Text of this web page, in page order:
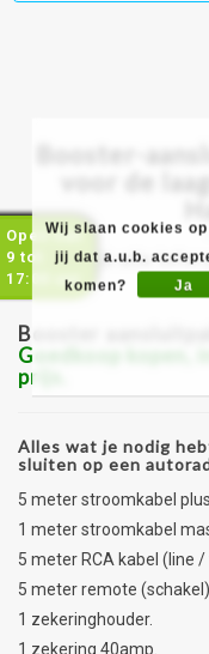
Booster-
voor de
Bekijk alle
Booster
Goedkoop kopen,
prijs.
Alles wat je nodig
sluiten op een
5 meter stroomkabel
1 meter stroomkabel
5 meter RCA kabel (line
5 meter remote (schakel)
1 zekeringhouder.
1 zekering 40amp.
Open van
9 tot
17:00 uur
Wij slaan cookies
jij dat a.u.b.
komen?
Ja